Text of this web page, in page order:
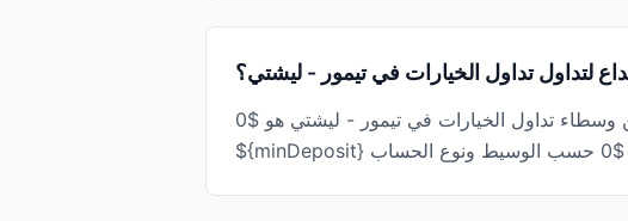
لتداول تداول الخيارات في تيمور - ليشتي؟
أقل حد أدنى للإيداع بين وسطاء تداول الخيارات في تيمور - ليشتي هو $0 (Interactive Brokers). تتراوح الحدود الدنيا للإيداع من